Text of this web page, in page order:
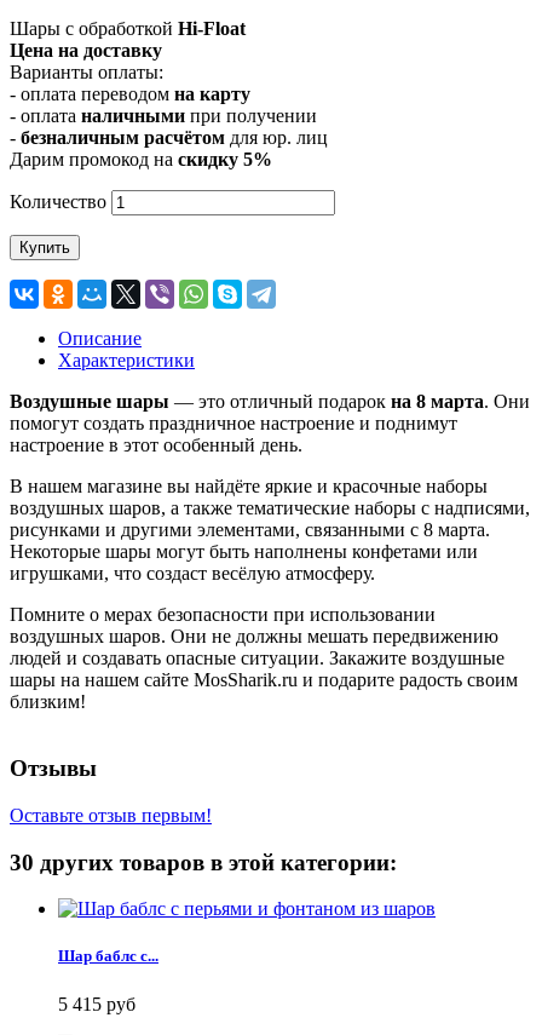
Шары с обработкой Hi-Float
Цена на доставку
Варианты оплаты:
- оплата переводом на карту
- оплата наличными при получении
- безналичным расчётом для юр. лиц
Дарим промокод на cкидку 5%
Количество
Купить
Описание
Характеристики
Воздушные шары — это отличный подарок на 8 марта. Они
помогут создать праздничное настроение и поднимут
настроение в этот особенный день.
В нашем магазине вы найдёте яркие и красочные наборы
воздушных шаров, а также тематические наборы с надписями,
рисунками и другими элементами, связанными с 8 марта.
Некоторые шары могут быть наполнены конфетами или
игрушками, что создаст весёлую атмосферу.
Помните о мерах безопасности при использовании
воздушных шаров. Они не должны мешать передвижению
людей и создавать опасные ситуации. Закажите воздушные
шары на нашем сайте MosSharik.ru и подарите радость своим
близким!
Отзывы
Оставьте отзыв первым!
30 других товаров в этой категории:
Шар баблс с...
5 415 руб